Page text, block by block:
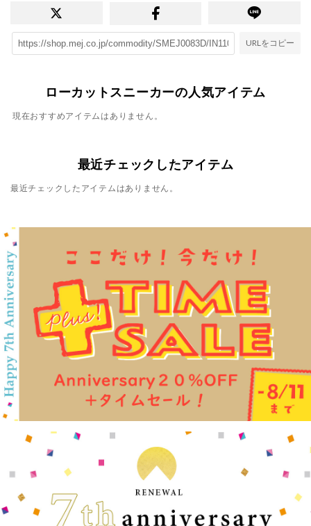
URLをコピー
ローカットスニーカーの人気アイテム
現在おすすめアイテムはありません。
最近チェックしたアイテム
最近チェックしたアイテムはありません。